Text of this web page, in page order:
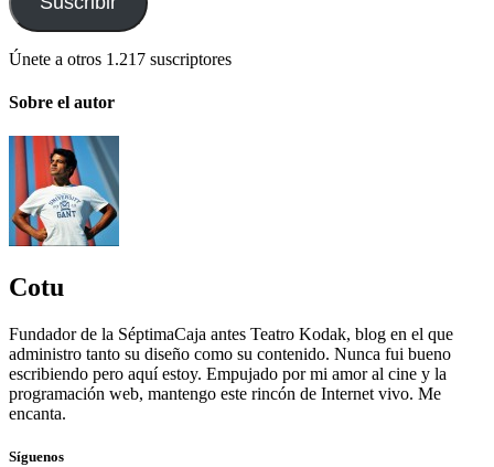
Únete a otros 1.217 suscriptores
Sobre el autor
Cotu
Fundador de la SéptimaCaja antes Teatro Kodak, blog en el que
administro tanto su diseño como su contenido. Nunca fui bueno
escribiendo pero aquí estoy. Empujado por mi amor al cine y la
programación web, mantengo este rincón de Internet vivo. Me
encanta.
Síguenos